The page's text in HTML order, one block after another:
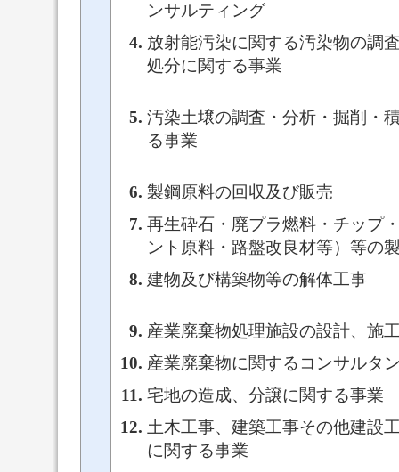
ンサルティング
放射能汚染に関する汚染物の調
処分に関する事業
汚染土壌の調査・分析・掘削・
る事業
製鋼原料の回収及び販売
再生砕石・廃プラ燃料・チップ
ント原料・路盤改良材等）等の
建物及び構築物等の解体工事
産業廃棄物処理施設の設計、施
産業廃棄物に関するコンサルタ
宅地の造成、分譲に関する事業
土木工事、建築工事その他建設
に関する事業